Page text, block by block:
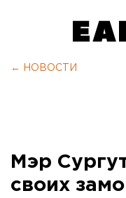
← НОВОСТИ
Мэр
своих